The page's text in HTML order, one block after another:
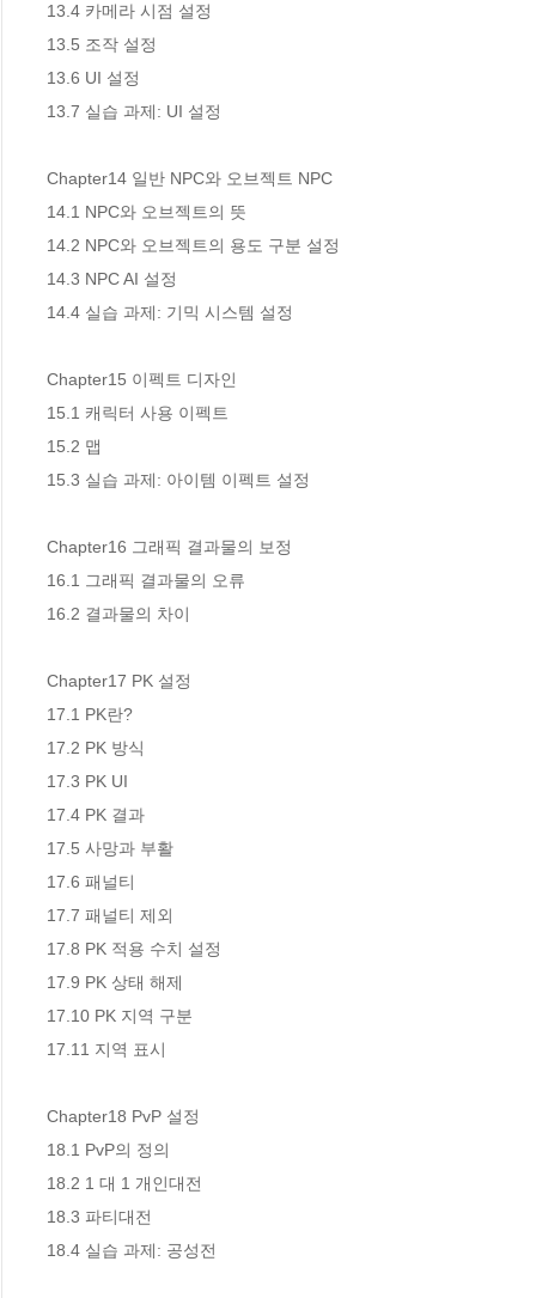
13.4 카메라 시점 설정
13.5 조작 설정
13.6 UI 설정
13.7 실습 과제: UI 설정
Chapter14 일반 NPC와 오브젝트 NPC
14.1 NPC와 오브젝트의 뜻
14.2 NPC와 오브젝트의 용도 구분 설정
14.3 NPC AI 설정
14.4 실습 과제: 기믹 시스템 설정
Chapter15 이펙트 디자인
15.1 캐릭터 사용 이펙트
15.2 맵
15.3 실습 과제: 아이템 이펙트 설정
Chapter16 그래픽 결과물의 보정
16.1 그래픽 결과물의 오류
16.2 결과물의 차이
Chapter17 PK 설정
17.1 PK란?
17.2 PK 방식
17.3 PK UI
17.4 PK 결과
17.5 사망과 부활
17.6 패널티
17.7 패널티 제외
17.8 PK 적용 수치 설정
17.9 PK 상태 해제
17.10 PK 지역 구분
17.11 지역 표시
Chapter18 PvP 설정
18.1 PvP의 정의
18.2 1 대 1 개인대전
18.3 파티대전
18.4 실습 과제: 공성전